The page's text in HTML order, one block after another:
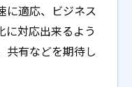
に適応、ビジネス
に対応出来るよう
共有などを期待し